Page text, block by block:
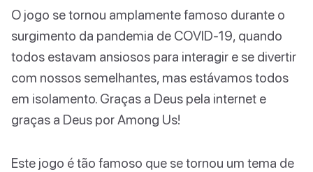
O jogo se tornou amplamente famoso durante o
surgimento da pandemia de COVID-19, quando
todos estavam ansiosos para interagir e se divertir
com nossos semelhantes, mas estávamos todos
em isolamento. Graças a Deus pela internet e
graças a Deus por Among Us!
Este jogo é tão famoso que se tornou um tema de